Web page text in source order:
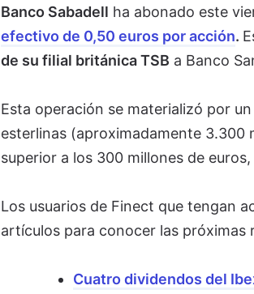
Banco Sabadell ha abonado este
efectivo de 0,50 euros por acción.
de su filial británica TSB a Banco
Esta operación se materializó por
esterlinas (aproximadamente 3.300
superior a los 300 millones de
Los usuarios de Finect que tengan
artículos para conocer las próximas
Cuatro dividendos del